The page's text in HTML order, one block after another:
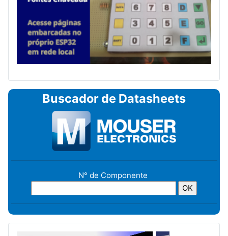
Buscador de Datasheets
N° de Componente